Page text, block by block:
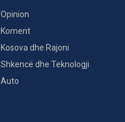
Opinion
Koment
Kosova dhe Rajoni
Shkencë dhe Teknologji
Auto